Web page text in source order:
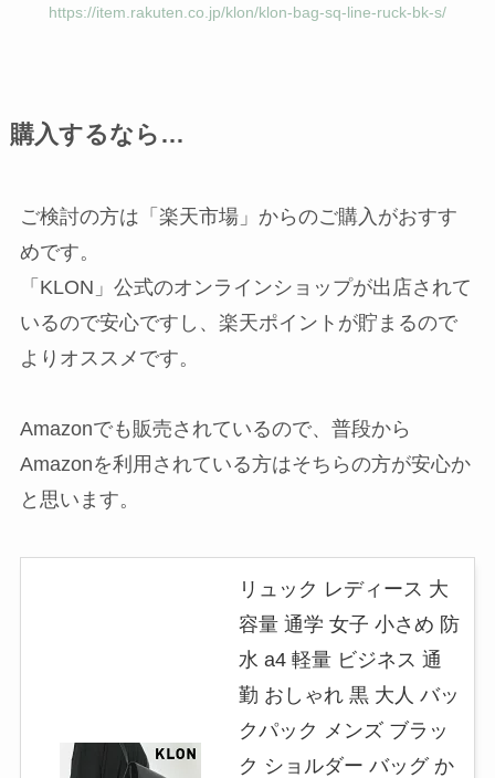
https://item.rakuten.co.jp/klon/klon-bag-sq-line-ruck-bk-s/
購入するなら…
ご検討の方は「楽天市場」からのご購入がおすす
めです。
「KLON」公式のオンラインショップが出店されて
いるので安心ですし、楽天ポイントが貯まるので
よりオススメです。
Amazonでも販売されているので、普段から
Amazonを利用されている方はそちらの方が安心か
と思います。
リュック レディース 大
容量 通学 女子 小さめ 防
水 a4 軽量 ビジネス 通
勤 おしゃれ 黒 大人 バッ
クパック メンズ ブラッ
ク ショルダー バッグ か